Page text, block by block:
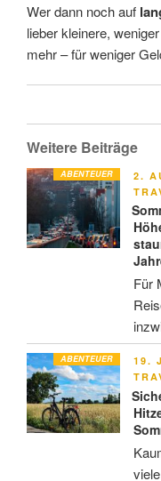
Wer dann noch auf
lieber kleinere,
mehr – für weniger
Weitere Beiträge
ABENTEUER
AM
2.
Für
ABENTEUER
AM
19.